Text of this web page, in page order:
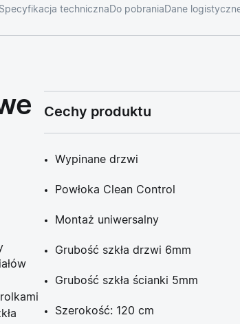
Specyfikacja techniczna Do pobrania Dane
Cechy produktu
Wypinane drzwi
Powłoka Clean Control
Montaż uniwersalny
Grubość szkła drzwi 6mm
Grubość szkła ścianki 5mm
Szerokość: 120 cm